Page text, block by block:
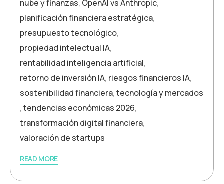
nube y finanzas, OpenAI vs Anthropic,
planificación financiera estratégica,
presupuesto tecnológico,
propiedad intelectual IA,
rentabilidad inteligencia artificial,
retorno de inversión IA, riesgos financieros IA,
sostenibilidad financiera,tecnología y mercados
,tendencias económicas 2026,
transformación digital financiera,
valoración de startups
READ MORE